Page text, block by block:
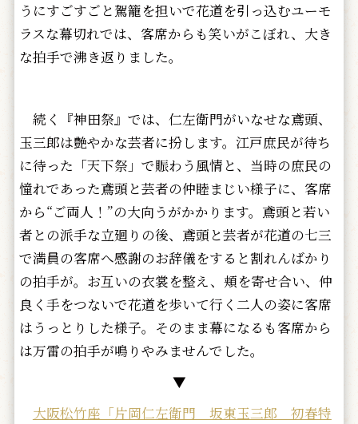
うにすごすごと駕籠を担いで花道を引っ込むユーモ
ラスな幕切れでは、客席からも笑いがこぼれ、大き
な拍手で沸き返りました。
続く『神田祭』では、仁左衛門がいなせな鳶頭、
玉三郎は艶やかな芸者に扮します。江戸庶民が待ち
に待った「天下祭」で賑わう風情と、当時の庶民の
憧れであった鳶頭と芸者の仲睦まじい様子に、客席
から“ご両人！”の大向うがかかります。鳶頭と若い
者との派手な立廻りの後、鳶頭と芸者が花道の七三
で満員の客席へ感謝のお辞儀をすると割れんばかり
の拍手が。お互いの衣裳を整え、頬を寄せ合い、仲
良く手をつないで花道を歩いて行く二人の姿に客席
はうっとりした様子。そのまま幕になるも客席から
は万雷の拍手が鳴りやみませんでした。
▼
大阪松竹座「片岡仁左衛門 坂東玉三郎 初春特